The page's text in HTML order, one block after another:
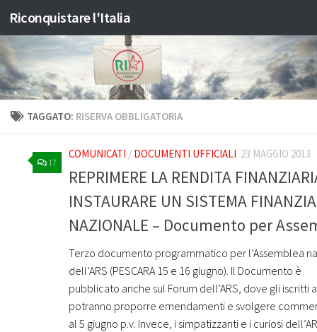
Salta al contenuto
Riconquistare l'Italia
TAGGATO: RISERVA OBBLIGATORIA
17
COMUNICATI / DOCUMENTI UFFICIALI 23 MAGGIO 2013
REPRIMERE LA RENDITA
INSTAURARE UN SISTEMA
NAZIONALE – Documento per
Terzo documento programmatico per l’Assemblea
dell’ARS (PESCARA 15 e 16 giugno). Il Documento è
pubblicato anche sul Forum dell’ARS, dove gli iscritti
potranno proporre emendamenti e svolgere
al 5 giugno p.v. Invece, i simpatizzanti e i curiosi